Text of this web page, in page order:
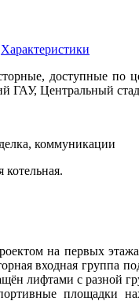
Характеристики
доступные по
ГАУ, Центральный
коммуникации
на первых
входная группа
лифтами с разной
площадки